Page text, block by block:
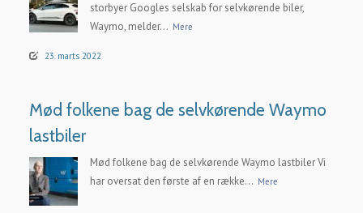
storbyer Googles selskab for selvkørende biler,
Waymo, melder... Mere
23. marts 2022
Mød folkene bag de selvkørende Waymo
lastbiler
Mød folkene bag de selvkørende Waymo lastbiler Vi
har oversat den første af en række... Mere